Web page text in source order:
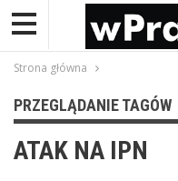
Strona główna
PRZEGLĄDANIE TAGÓW
ATAK NA IPN